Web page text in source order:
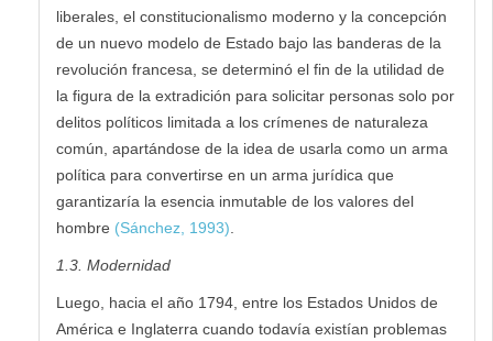
liberales, el constitucionalismo moderno y la concepción
de un nuevo modelo de Estado bajo las banderas de la
revolución francesa, se determinó el fin de la utilidad de
la figura de la extradición para solicitar personas solo por
delitos políticos limitada a los crímenes de naturaleza
común, apartándose de la idea de usarla como un arma
política para convertirse en un arma jurídica que
garantizaría la esencia inmutable de los valores del
hombre (Sánchez, 1993)
1.3. Modernidad
Luego, hacia el año 1794, entre los Estados Unidos de
América e Inglaterra cuando todavía existían problemas